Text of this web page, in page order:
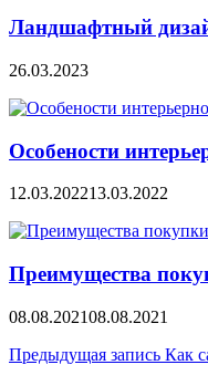
Ландшафтный
26.03.2023
Особености
12.03.202213.03.2022
Преимущества
08.08.202108.08.2021
Навигация
Предыдущая запись Как